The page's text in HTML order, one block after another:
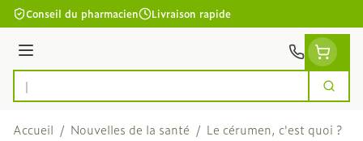
Aller au contenu
Conseil du pharmacien Livraison rapide
Menu
Rechercher
Accueil / Nouvelles de la santé / Le cérumen, c'est quoi ?